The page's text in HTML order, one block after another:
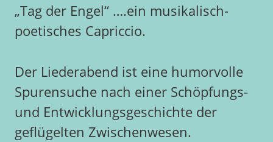
„Tag der Engel“ ….ein musikalisch-
poetisches Capriccio.
Der Liederabend ist eine humorvolle
Spurensuche nach einer Schöpfungs-
und Entwicklungsgeschichte der
geflügelten Zwischenwesen.